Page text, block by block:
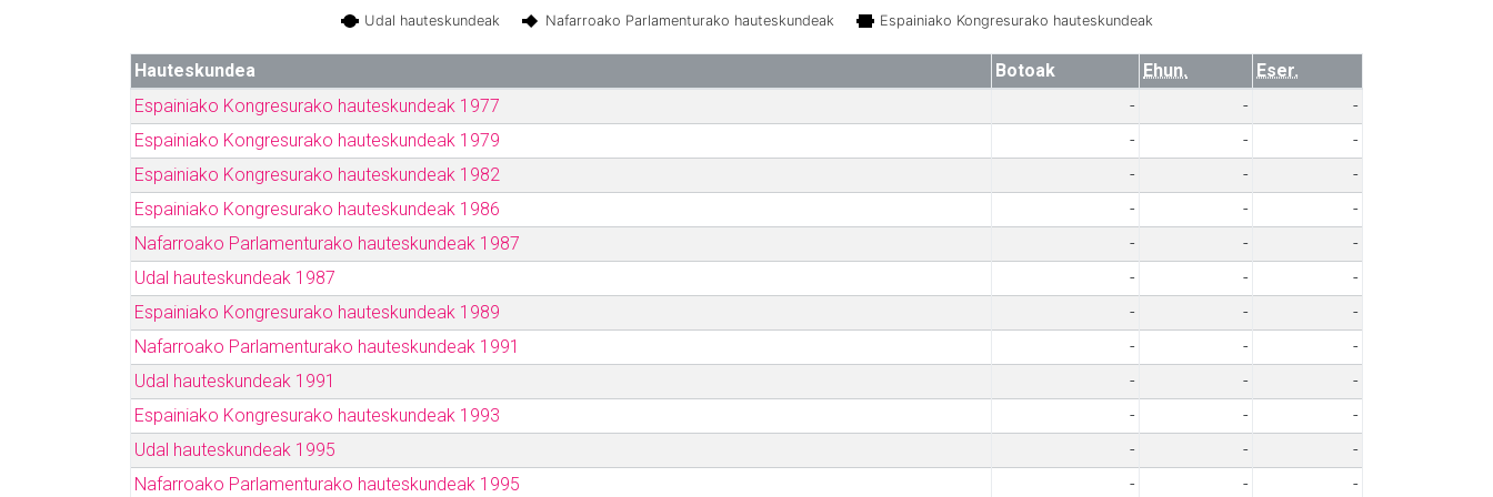
Udal hauteskundeak Nafarroako Parlamenturako hauteskundeak Espainiako Kongresurako hauteskundeak
Hauteskundea Botoak Ehun.
Eser.
Espainiako Kongresurako hauteskundeak 1977
- -
-
Espainiako Kongresurako hauteskundeak 1979
- -
-
Espainiako Kongresurako hauteskundeak 1982
- -
-
Espainiako Kongresurako hauteskundeak 1986
- -
-
Nafarroako Parlamenturako hauteskundeak 1987
- -
-
Udal hauteskundeak 1987
- -
-
Espainiako Kongresurako hauteskundeak 1989
- -
-
Nafarroako Parlamenturako hauteskundeak 1991
- -
-
Udal hauteskundeak 1991
- -
-
Espainiako Kongresurako hauteskundeak 1993
- -
-
Udal hauteskundeak 1995
- -
-
Nafarroako Parlamenturako hauteskundeak 1995
- -
-